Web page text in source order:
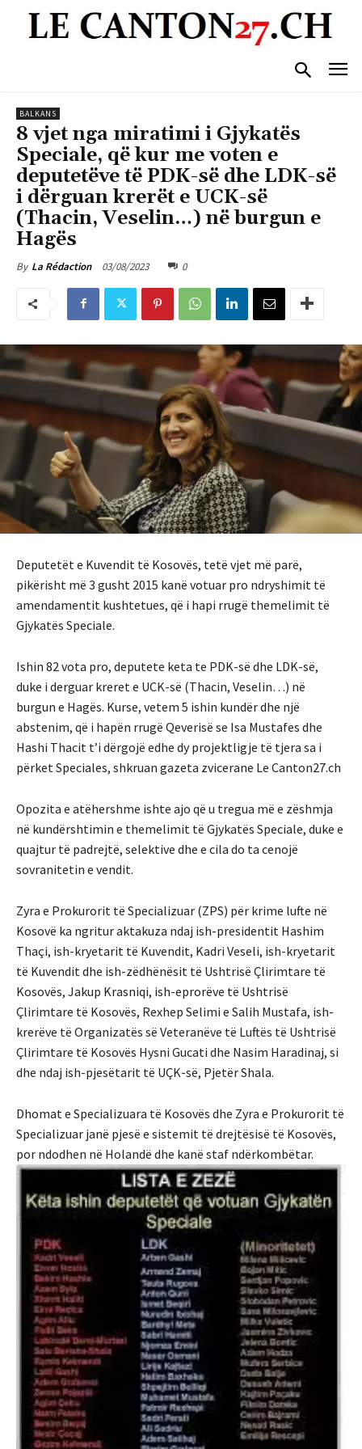
BALKANS
8 vjet nga miratimi i Gjykatës
Speciale, që kur me voten e
deputetëve të PDK-së dhe LDK-së
i dërguan krerët e UCK-së
(Thacin, Veselin…) në burgun e
Hagës
By La Rédaction 03/08/2023 0
Deputetët e Kuvendit të Kosovës, tetë vjet më parë,
pikërisht më 3 gusht 2015 kanë votuar pro ndryshimit të
amendamentit kushtetues, që i hapi rrugë themelimit të
Gjykatës Speciale.
Ishin 82 vota pro, deputete keta te PDK-së dhe LDK-së,
duke i derguar kreret e UCK-së (Thacin, Veselin…) në
burgun e Hagës. Kurse, vetem 5 ishin kundër dhe një
abstenim, që i hapën rrugë Qeverisë se Isa Mustafes dhe
Hashi Thacit t’i dërgojë edhe dy projektligje të tjera sa i
përket Speciales, shkruan gazeta zvicerane Le Canton27.ch
Opozita e atëhershme ishte ajo që u tregua më e zëshmja
në kundërshtimin e themelimit të Gjykatës Speciale, duke e
quajtur të padrejtë, selektive dhe e cila do ta cenojë
sovranitetin e vendit.
Zyra e Prokurorit të Specializuar (ZPS) për krime lufte në
Kosovë ka ngritur aktakuza ndaj ish-presidentit Hashim
Thaçi, ish-kryetarit të Kuvendit, Kadri Veseli, ish-kryetarit
të Kuvendit dhe ish-zëdhënësit të Ushtrisë Çlirimtare të
Kosovës, Jakup Krasniqi, ish-eprorëve të Ushtrisë
Çlirimtare të Kosovës, Rexhep Selimi e Salih Mustafa, ish-
krerëve të Organizatës së Veteranëve të Luftës të Ushtrisë
Çlirimtare të Kosovës Hysni Gucati dhe Nasim Haradinaj, si
dhe ndaj ish-pjesëtarit të UÇK-së, Pjetër Shala.
Dhomat e Specializuara të Kosovës dhe Zyra e Prokurorit të
Specializuar janë pjesë e sistemit të drejtësisë të Kosovës,
por ndodhen në Holandë dhe kanë staf ndërkombëtar.